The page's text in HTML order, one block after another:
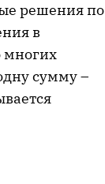
решения по
в
многих
сумму –